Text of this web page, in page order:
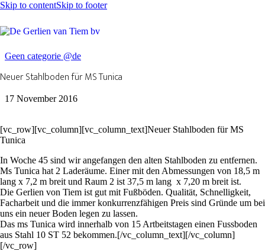
Skip to contentSkip to footer
Geen categorie @de
Neuer Stahlboden für MS Tunica
17 November 2016
[vc_row][vc_column][vc_column_text]Neuer Stahlboden für MS
Tunica
In Woche 45 sind wir angefangen den alten Stahlboden zu entfernen.
Ms Tunica hat 2 Laderäume. Einer mit den Abmessungen von 18,5 m
lang x 7,2 m breit und Raum 2 ist 37,5 m lang x 7,20 m breit ist.
Die Gerlien von Tiem ist gut mit Fußböden. Qualität, Schnelligkeit,
Facharbeit und die immer konkurrenzfähigen Preis sind Gründe um bei
uns ein neuer Boden legen zu lassen.
Das ms Tunica wird innerhalb von 15 Artbeitstagen einen Fussboden
aus Stahl 10 ST 52 bekommen.[/vc_column_text][/vc_column]
[/vc_row]